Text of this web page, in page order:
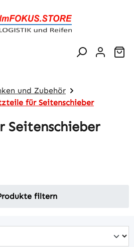
und Zubehör
für Seitenschieber
Seitenschieber
filtern